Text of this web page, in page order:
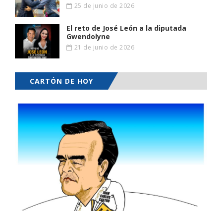
25 de junio de 2026
El reto de José León a la diputada
Gwendolyne
21 de junio de 2026
CARTÓN DE HOY